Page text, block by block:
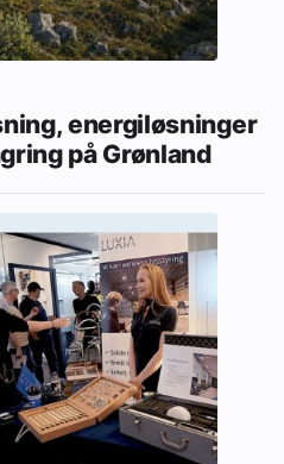
energiløsninger
på Grønland